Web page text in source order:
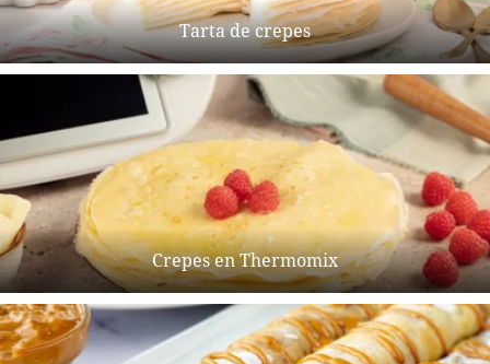
Tarta de crepes
Crepes en Thermomix